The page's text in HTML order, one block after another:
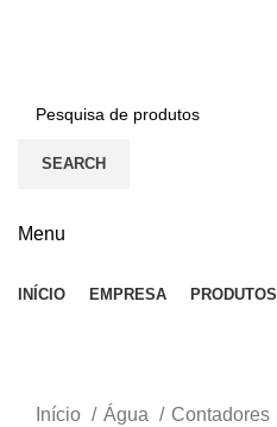
SEARCH
Menu
INÍCIO EMPRESA PRODUTOS
Início
Água Contadores